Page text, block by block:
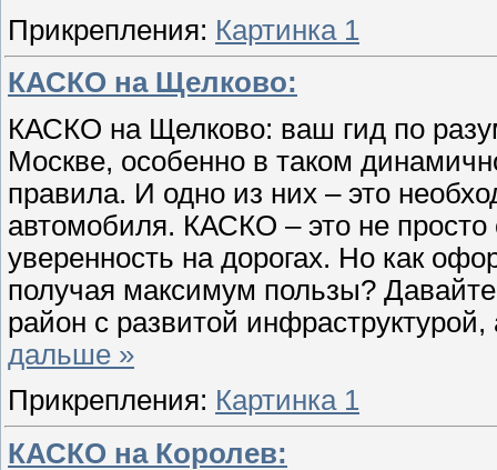
Прикрепления: Картинка 1
КАСКО на Щелково:
КАСКО на Щелково: ваш гид по
Москве, особенно в таком
правила. И одно из них – это
автомобиля. КАСКО – это не
уверенность на дорогах. Но как
получая максимум пользы?
район с развитой
дальше »
Прикрепления: Картинка 1
КАСКО на Королев: